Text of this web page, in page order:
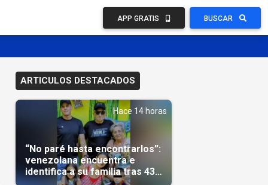
APP GRATIS BUSCAR
ARTICULOS DESTACADOS
Hace 14 horas
“No paré hasta encontrarlos”:
venezolana encuentra e
identifica a su familia tras 43